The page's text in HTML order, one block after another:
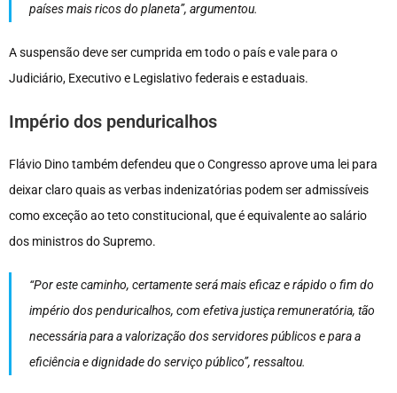
países mais ricos do planeta”, argumentou.
A suspensão deve ser cumprida em todo o país e vale para o
Judiciário, Executivo e Legislativo federais e estaduais.
Império dos penduricalhos
Flávio Dino também defendeu que o Congresso aprove uma lei para
deixar claro quais as verbas indenizatórias podem ser admissíveis
como exceção ao teto constitucional, que é equivalente ao salário
dos ministros do Supremo.
“Por este caminho, certamente será mais eficaz e rápido o fim do
império dos penduricalhos, com efetiva justiça remuneratória, tão
necessária para a valorização dos servidores públicos e para a
eficiência e dignidade do serviço público”, ressaltou.